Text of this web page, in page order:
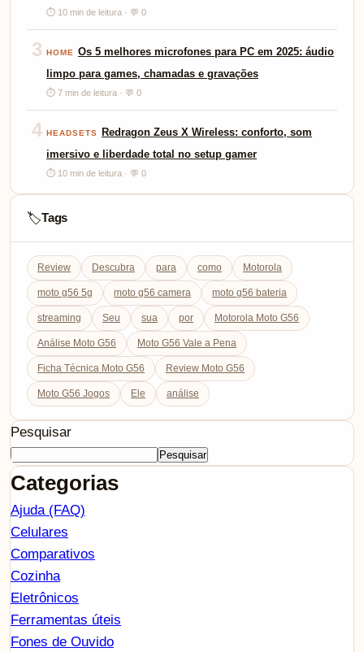
⏱ 10 min de leitura · 💬 0
3 HOME
Os 5 melhores microfones para PC em 2025: áudio
limpo para games, chamadas e gravações
⏱ 7 min de leitura · 💬 0
4 HEADSETS
Redragon Zeus X Wireless: conforto, som
imersivo e liberdade total no setup gamer
⏱ 10 min de leitura · 💬 0
🏷️Tags
Review Descubra para como Motorola
moto g56 5g moto g56 camera moto g56 bateria
streaming Seu sua por Motorola Moto G56
Análise Moto G56 Moto G56 Vale a Pena
Ficha Técnica Moto G56 Review Moto G56
Moto G56 Jogos Ele análise
Pesquisar
Pesquisar
Categorias
Ajuda (FAQ)
Celulares
Comparativos
Cozinha
Eletrônicos
Ferramentas úteis
Fones de Ouvido